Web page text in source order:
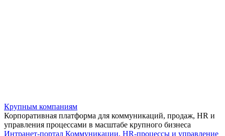
Крупным компаниям
Корпоративная платформа для коммуникаций, продаж, HR и
управления процессами в масштабе крупного бизнеса
Интранет-портал Коммуникации, HR-процессы и управление